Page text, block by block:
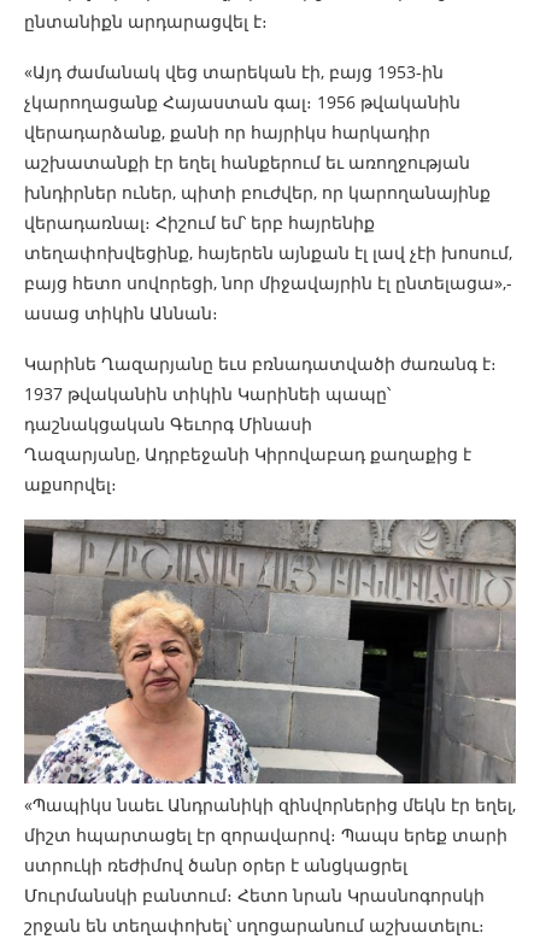
ընտանիքն արդարացվել է։
«Այդ ժամանակ վեց տարեկան էի, բայց 1953-ին
չկարողացանք Հայաստան գալ։ 1956 թվականին
վերադարձանք, քանի որ հայրիկս հարկադիր
աշխատանքի էր եղել հանքերում եւ առողջության
խնդիրներ ուներ, պիտի բուժվեր, որ կարողանայինք
վերադառնալ։ Հիշում եմ՝ երբ հայրենիք
տեղափոխվեցինք, հայերեն այնքան էլ լավ չէի խոսում,
բայց հետո սովորեցի, նոր միջավայրին էլ ընտելացա»,-
ասաց տիկին Աննան։
Կարինե Ղազարյանը եւս բռնադատվածի ժառանգ է։
1937 թվականին տիկին Կարինեի պապը՝
դաշնակցական Գեւորգ Մինասի
Ղազարյանը, Ադրբեջանի Կիրովաբադ քաղաքից է
աքսորվել։
«Պապիկս նաեւ Անդրանիկի զինվորներից մեկն էր եղել,
միշտ հպարտացել էր զորավարով։ Պապս երեք տարի
ստրուկի ռեժիմով ծանր օրեր է անցկացրել
Մուրմանսկի բանտում։ Հետո նրան Կրասնոգորսկի
շրջան են տեղափոխել՝ սղոցարանում աշխատելու։